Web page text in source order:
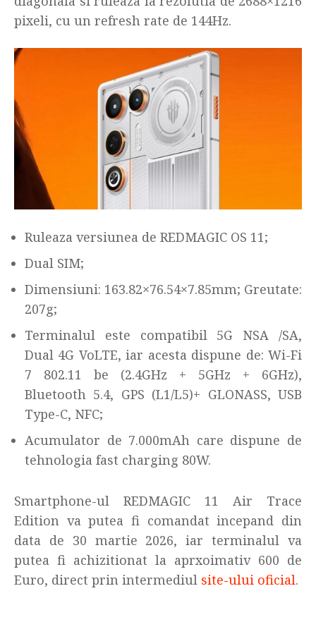
pixeli, cu un refresh rate de 144Hz.
Ruleaza versiunea de REDMAGIC OS 11;
Dual SIM;
Dimensiuni: 163.82×76.54×7.85mm; Greutate:
207g;
Terminalul este compatibil 5G NSA /SA,
Dual 4G VoLTE, iar acesta dispune de: Wi-Fi
7 802.11 be (2.4GHz + 5GHz + 6GHz),
Bluetooth 5.4, GPS (L1/L5)+ GLONASS, USB
Type-C, NFC;
Acumulator de 7.000mAh care dispune de
tehnologia fast charging 80W.
Smartphone-ul REDMAGIC 11 Air Trace
Edition va putea fi comandat incepand din
data de 30 martie 2026, iar terminalul va
putea fi achizitionat la aprxoimativ 600 de
Euro, direct prin intermediul site-ului oficial.